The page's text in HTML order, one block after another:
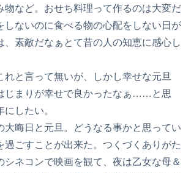
物など。おせち料理って作るのは大変だ
しないのに食べる物の心配をしない日が
素敵だなぁとて昔の人の知恵に感心し
れと言って無いが、しかし幸せな元旦
じまりが幸せで良かったなぁ……と思
したい。
大晦日と元旦。どうなる事かと思ってい
過ごすことが出来た。つくづくありがた
シネコンで映画を観て、夜は乙女な母＆